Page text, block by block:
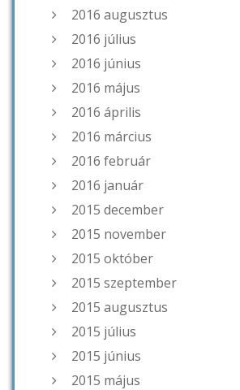
2016 augusztus
2016 július
2016 június
2016 május
2016 április
2016 március
2016 február
2016 január
2015 december
2015 november
2015 október
2015 szeptember
2015 augusztus
2015 július
2015 június
2015 május